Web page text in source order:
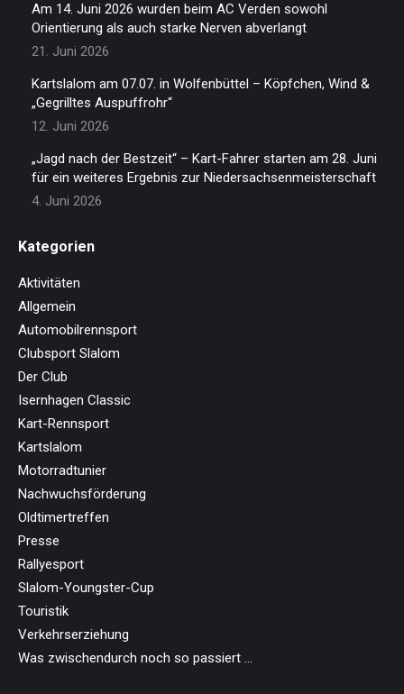
Am 14. Juni 2026 wurden beim AC Verden sowohl
Orientierung als auch starke Nerven abverlangt
21. Juni 2026
Kartslalom am 07.07. in Wolfenbüttel – Köpfchen, Wind &
„Gegrilltes Auspuffrohr“
12. Juni 2026
„Jagd nach der Bestzeit“ – Kart-Fahrer starten am 28. Juni
für ein weiteres Ergebnis zur Niedersachsenmeisterschaft
4. Juni 2026
Kategorien
Aktivitäten
Allgemein
Automobilrennsport
Clubsport Slalom
Der Club
Isernhagen Classic
Kart-Rennsport
Kartslalom
Motorradtunier
Nachwuchsförderung
Oldtimertreffen
Presse
Rallyesport
Slalom-Youngster-Cup
Touristik
Verkehrserziehung
Was zwischendurch noch so passiert …